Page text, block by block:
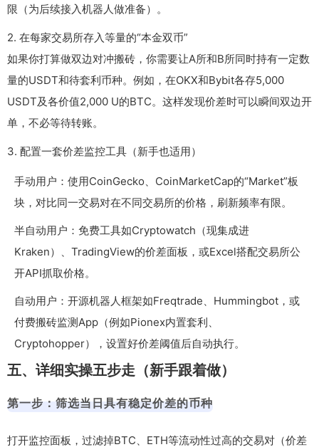
限（为后续接入机器人做准备）。
2. 在每家交易所存入等量的“本金双币”
如果你打算做双边对冲搬砖，你需要让A所和B所同时持有一定数
量的USDT和待套利币种。例如，在OKX和Bybit各存5,000
USDT及各价值2,000 U的BTC。这样发现价差时可以瞬间双边开
单，不必等待转账。
3. 配置一套价差监控工具（新手也适用）
手动用户：使用CoinGecko、CoinMarketCap的“Market”板
块，对比同一交易对在不同交易所的价格，刷新频率有限。
半自动用户：免费工具如Cryptowatch（现集成进
Kraken）、TradingView的价差面板，或Excel搭配交易所公
开API抓取价格。
自动用户：开源机器人框架如Freqtrade、Hummingbot，或
付费搬砖监测App（例如Pionex内置套利、
Cryptohopper），设置好价差阈值后自动执行。
五、详细实操五步走（新手跟着做）
第一步：筛选当日具有稳定价差的币种
打开监控面板，过滤掉BTC、ETH等流动性过高的交易对（价差